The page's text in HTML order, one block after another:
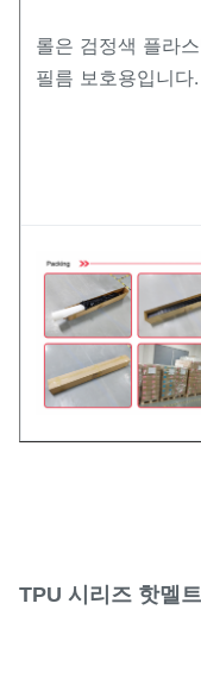
롤은 검정색 플라
필름 보호용입니다.
TPU 시리즈 핫멜